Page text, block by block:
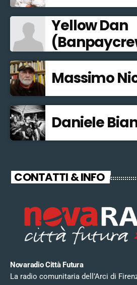
Yellow Dan
Massimo
Daniele
CONTATTI & INFO
Novaradio Città Futura
La radio comunitaria dell’Arci di